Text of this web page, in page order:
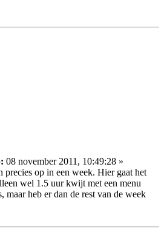
08 november 2011, 10:49:28 »
precies op in een week. Hier gaat het
wel 1.5 uur kwijt met een menu
maar heb er dan de rest van de week